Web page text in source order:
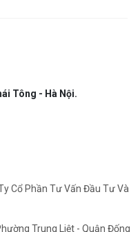
Tông - Hà Nội.
Cổ Phần Tư Vấn Đầu Tư Và
Trung Liệt - Quận Đống